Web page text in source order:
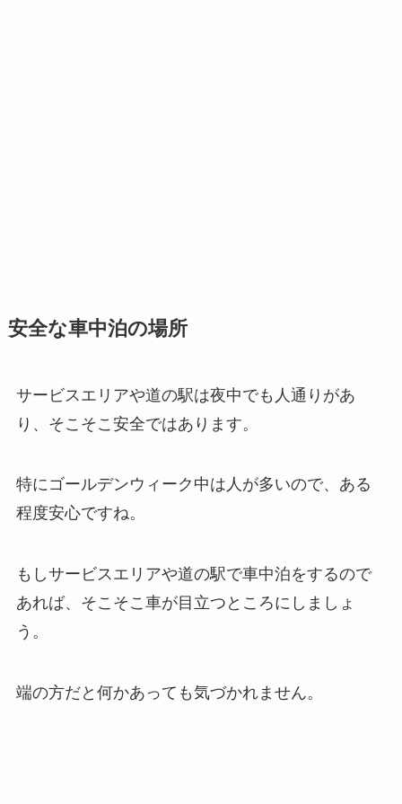
安全な車中泊の場所
サービスエリアや道の駅は夜中でも人通りがあ
り、そこそこ安全ではあります。
特にゴールデンウィーク中は人が多いので、ある
程度安心ですね。
もしサービスエリアや道の駅で車中泊をするので
あれば、そこそこ車が目立つところにしましょ
う。
端の方だと何かあっても気づかれません。